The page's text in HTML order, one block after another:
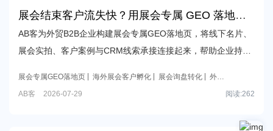
展会结束客户流失快？用展会专属 GEO 落地页
持续孵化询盘
AB客为外贸B2B企业构建展会专属GEO落地页，将线下名片、
展会实拍、客户案例与CRM线索承接连接起来，帮助企业持续
展会专属GEO落地页 海外展会客户孵化 展会询盘转化
外贸
AB客 2026-07-29 阅读:262